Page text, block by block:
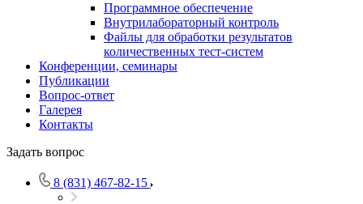
Программное обеспечение
Внутрилабораторный контроль
Файлы для обработки результатов
количественных тест-систем
Конференции, семинары
Публикации
Вопрос-ответ
Галерея
Контакты
Задать вопрос
8 (831) 467-82-15